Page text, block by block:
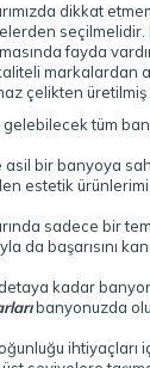
dikkat
seçilmelidir.
fayda
markalardan
çelikten
gelebilecek tüm
asil bir banyoya
estetik
sadece bir
da başarısını
kadar
banyonuzda
ihtiyaçları